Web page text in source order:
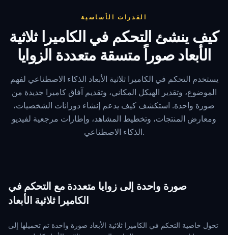
القدرات الأساسية
كيف ينشئ التحكم في الكاميرا ثلاثية
الأبعاد صوراً متسقة متعددة الزوايا
يستخدم التحكم في الكاميرا ثلاثية الأبعاد الذكاء الاصطناعي لفهم
الموضوع، وتقدير الهيكل المكاني، وتقديم آفاق كاميرا جديدة من
صورة واحدة. استكشف كيف يدعم إنشاء دورانات الشخصيات،
ومعارض المنتجات، وتخطيط المشاهد، وإطارات مرجعية لفيديو
الذكاء الاصطناعي.
صورة واحدة إلى زوايا متعددة مع التحكم في
الكاميرا ثلاثية الأبعاد
تحول خاصية التحكم في الكاميرا ثلاثية الأبعاد صورة واحدة تم تحميلها إلى